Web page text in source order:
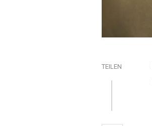
TEILEN